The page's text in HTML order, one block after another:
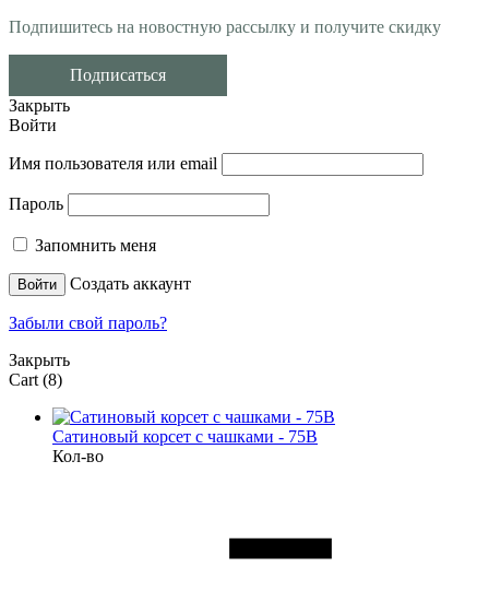
Подпишитесь на новостную рассылку и получите скидку
Подписаться
Закрыть
Войти
Имя пользователя или email
Пароль
Запомнить меня
Войти Создать аккаунт
Забыли свой пароль?
Закрыть
Cart (8)
Сатиновый корсет с чашками - 75B
Кол-во